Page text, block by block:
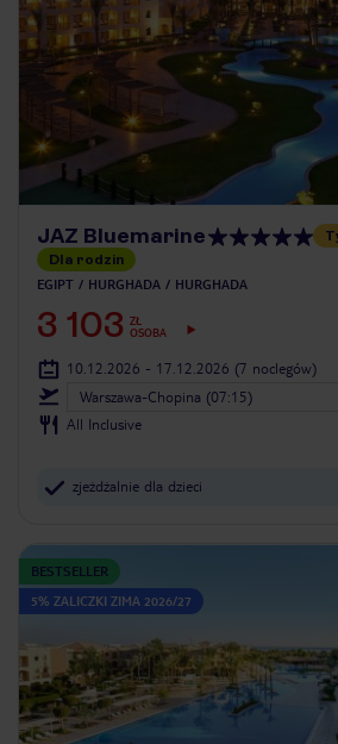
JAZ Bluemarine
Dla rodzin
EGIPT HURGHADA HURGHADA
3 103 ZŁ
OSOBA
10.12.2026 - 17.12.2026 (7 noclegów)
Warszawa-Chopina (07:15)
All Inclusive
zjeżdżalnie dla dzieci
BESTSELLER
5% ZALICZKI ZIMA 2026/27